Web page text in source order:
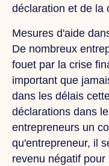
déclaration et de la
Mesures d'aide
De nombreux
fouet par la crise
important que
dans les délais
déclarations dans
entrepreneurs un
qu'entrepreneur, il
revenu négatif